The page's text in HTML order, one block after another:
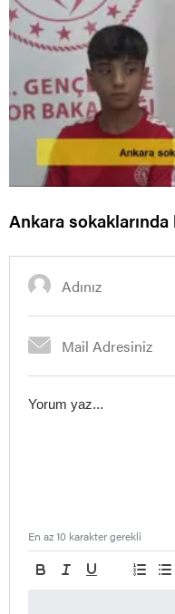
Ankara
En az 10 karakter gerekli